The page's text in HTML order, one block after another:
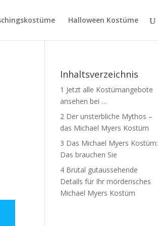
Halloween Kostüme
Inhaltsverzeichnis
1 Jetzt alle Kostümangebote
ansehen bei …
2 Der unsterbliche Mythos –
das Michael Myers Kostüm
3 Das Michael Myers Kostüm:
Das brauchen Sie
4 Brutal gutaussehende
Details für Ihr mörderisches
Michael Myers Kostüm